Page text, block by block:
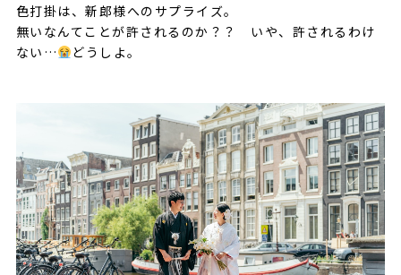
色打掛は、新郎様へのサプライズ。
無いなんてことが許されるのか？？ いや、許されるわけ
ない…
どうしよ。